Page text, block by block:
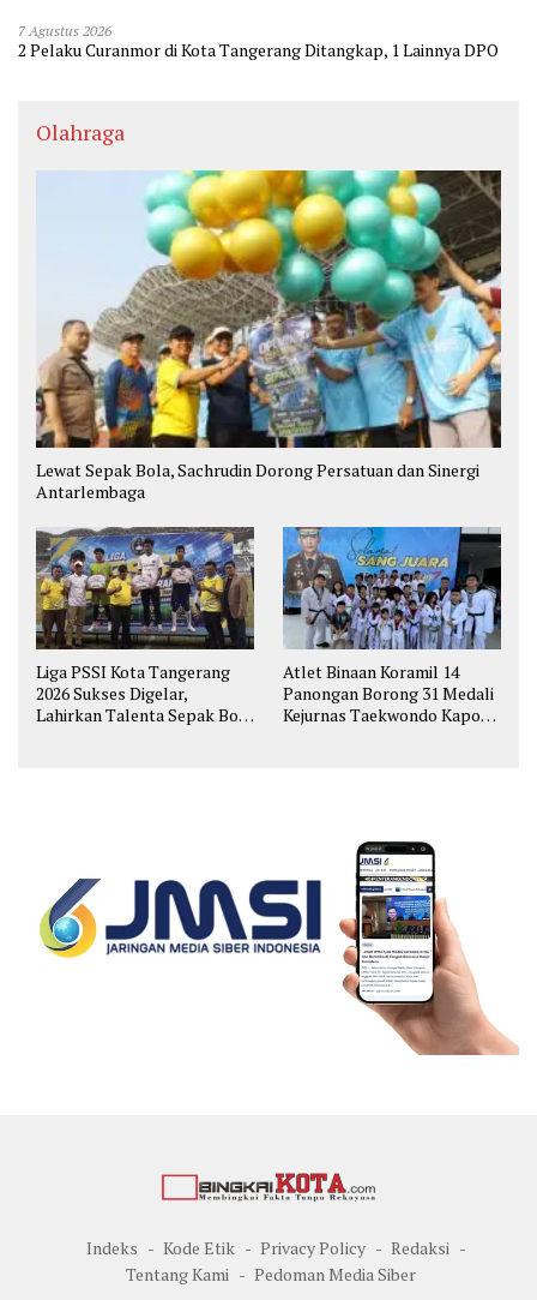
7 Agustus 2026
2 Pelaku Curanmor di Kota Tangerang Ditangkap, 1 Lainnya DPO
Olahraga
Lewat Sepak Bola, Sachrudin Dorong Persatuan dan Sinergi
Antarlembaga
Liga PSSI Kota Tangerang
2026 Sukses Digelar,
Lahirkan Talenta Sepak Bola
Atlet Binaan Koramil 14
Panongan Borong 31 Medali
Kejurnas Taekwondo Kapolri
Indeks Kode Etik Privacy Policy
Redaksi
Tentang Kami
Pedoman Media Siber